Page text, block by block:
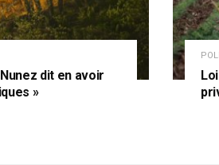
dit en avoir
»